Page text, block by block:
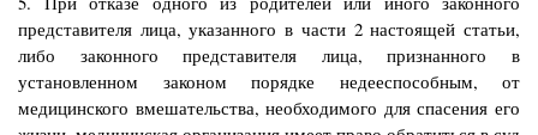
представителя лица, указанного в части 2 настоящей статьи,
либо законного представителя лица, признанного в
установленном законом порядке недееспособным, от
медицинского вмешательства, необходимого для спасения его